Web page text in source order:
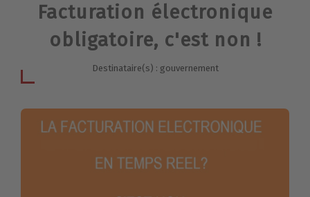
Facturation électronique
obligatoire, c'est non !
Destinataire(s) : gouvernement